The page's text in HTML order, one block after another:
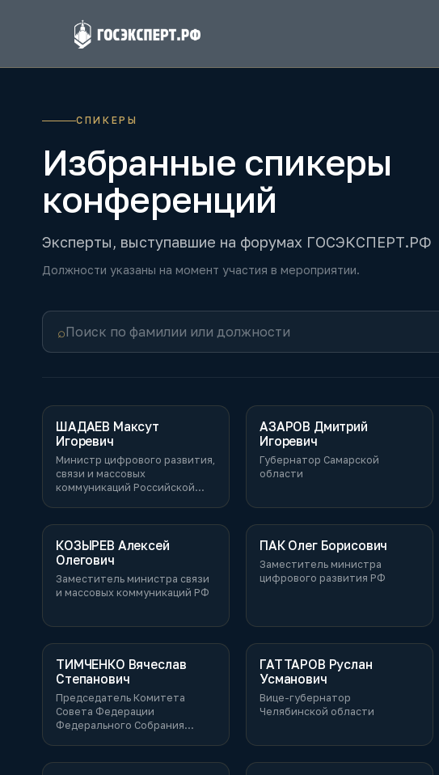
СПИКЕРЫ
Избранные спикеры
конференций
Эксперты, выступавшие на форумах ГОСЭКСПЕРТ.РФ
Должности указаны на момент участия в мероприятии.
⌕
ШАДАЕВ Максут
Игоревич
Министр цифрового развития,
связи и массовых
коммуникаций Российской
АЗАРОВ Дмитрий
Игоревич
Губернатор Самарской
области
КОЗЫРЕВ Алексей
Олегович
Заместитель министра связи
и массовых коммуникаций РФ
ПАК Олег Борисович
Заместитель министра
цифрового развития РФ
ТИМЧЕНКО Вячеслав
Степанович
Председатель Комитета
Совета Федерации
Федерального Собрания
парламентской деятельности
ГАТТАРОВ Руслан
Усманович
Вице-губернатор
Челябинской области